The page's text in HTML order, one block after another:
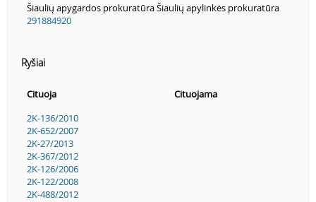
Šiaulių apygardos prokuratūra Šiaulių apylinkės prokuratūra
291884920
Ryšiai
Cituoja
Cituojama
2K-136/2010
2K-652/2007
2K-27/2013
2K-367/2012
2K-126/2006
2K-122/2008
2K-488/2012